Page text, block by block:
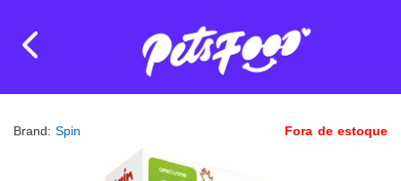
Brand:Spin Fora de estoque